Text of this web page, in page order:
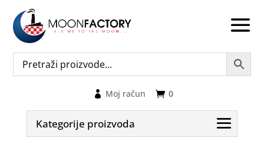
0
Moj račun
Kategorije proizvoda